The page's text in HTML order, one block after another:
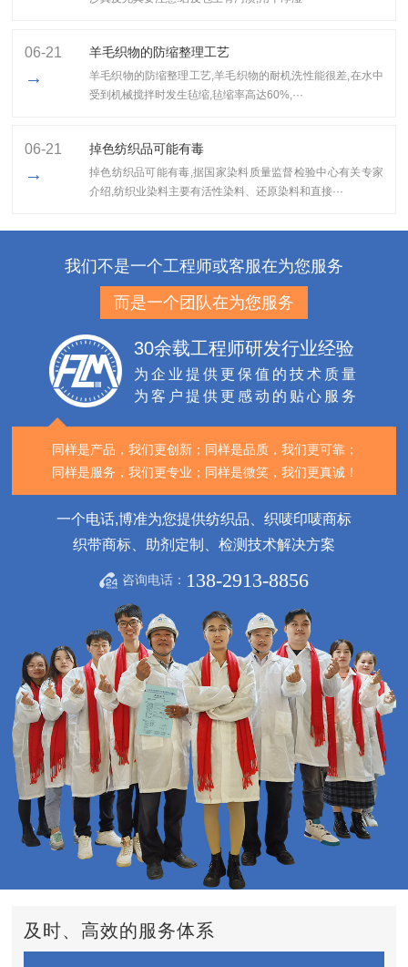
06-21
→
羊毛织物的防缩整理工艺
羊毛织物的防缩整理工艺,​羊毛织物的耐机洗性能很差,在水中
受到机械搅拌时发生毡缩,毡缩率高达60%,···
06-21
→
掉色纺织品可能有毒
掉色纺织品可能有毒,据国家染料质量监督检验中心有关专家
介绍,纺织业染料主要有活性染料、还原染料和直接···
我们不是一个工程师或客服在为您服务
而是一个团队在为您服务
30余载工程师研发行业经验
为企业提供更保值的技术质量
为客户提供更感动的贴心服务
同样是产品，我们更创新； 同样是品质，我们更可靠；
同样是服务，我们更专业； 同样是微笑，我们更真诚！
一个电话,博准为您提供纺织品、织唛印唛商标
织带商标、助剂定制、检测技术解决方案
咨询电话： 138-2913-8856
及时、高效的服务体系